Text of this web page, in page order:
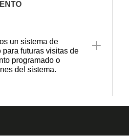
un sistema de
para futuras visitas de
programado o
del sistema.